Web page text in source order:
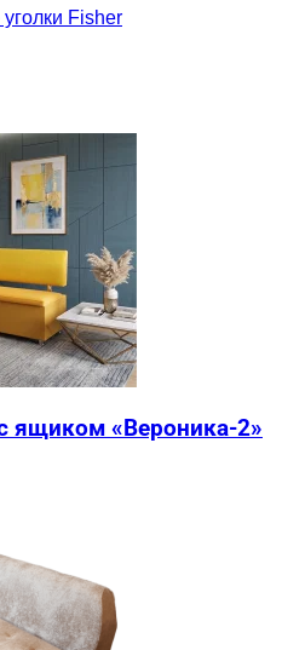
Fisher
ящиком «Вероника-2»